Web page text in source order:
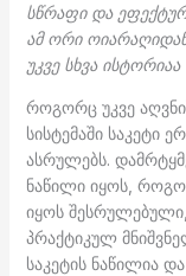
სწრაფი და
ამ ორი
უკვე სხვა ისტორიაა
როგორც უკვე
სისტემაში საკეტი
ასრულებს.
ნაწილი იყოს,
იყოს
პრაქტიკულ
საკეტის ნაწილია